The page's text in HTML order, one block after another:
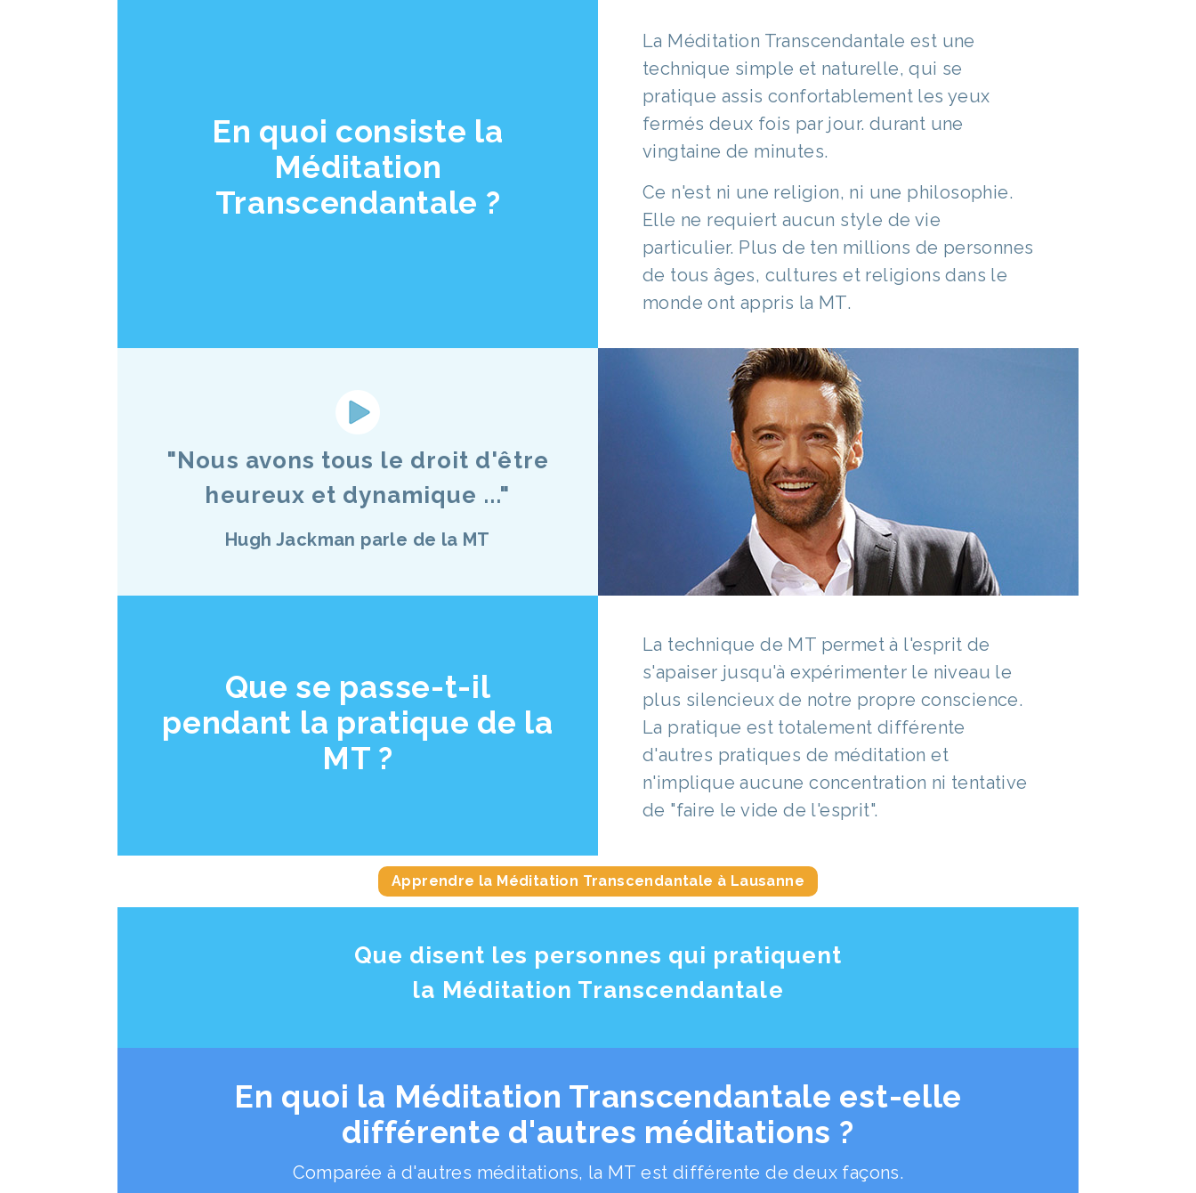
En quoi consiste la
Méditation
Transcendantale ?
La Méditation Transcendantale est une
technique simple et naturelle, qui se
pratique assis confortablement les yeux
fermés deux fois par jour. durant une
vingtaine de minutes.
Ce n'est ni une religion, ni une philosophie.
Elle ne requiert aucun style de vie
particulier. Plus de ten millions de personnes
de tous âges, cultures et religions dans le
monde ont appris la MT.
"Nous avons tous le droit d'être
heureux et dynamique ..."
Hugh Jackman parle de la MT
Que se passe-t-il
pendant la pratique de la
MT ?
La technique de MT permet à l'esprit de
s'apaiser jusqu'à expérimenter le niveau le
plus silencieux de notre propre conscience.
La pratique est totalement différente
d'autres pratiques de méditation et
n'implique aucune concentration ni tentative
de "faire le vide de l'esprit".
Apprendre la Méditation Transcendantale à Lausanne
Que disent les personnes qui pratiquent
la Méditation Transcendantale
En quoi la Méditation Transcendantale est-elle
différente d'autres méditations ?
Comparée à d'autres méditations, la MT est différente de deux façons.